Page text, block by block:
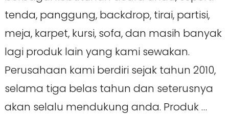
tenda, panggung, backdrop, tirai, partisi,
meja, karpet, kursi, sofa, dan masih banyak
lagi produk lain yang kami sewakan.
Perusahaan kami berdiri sejak tahun 2010,
selama tiga belas tahun dan seterusnya
akan selalu mendukung anda. Produk …